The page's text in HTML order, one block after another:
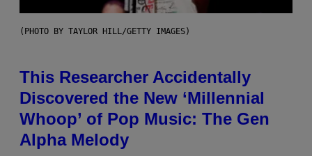
(PHOTO BY TAYLOR HILL/GETTY IMAGES)
This Researcher Accidentally
Discovered the New ‘Millennial
Whoop’ of Pop Music: The Gen
Alpha Melody